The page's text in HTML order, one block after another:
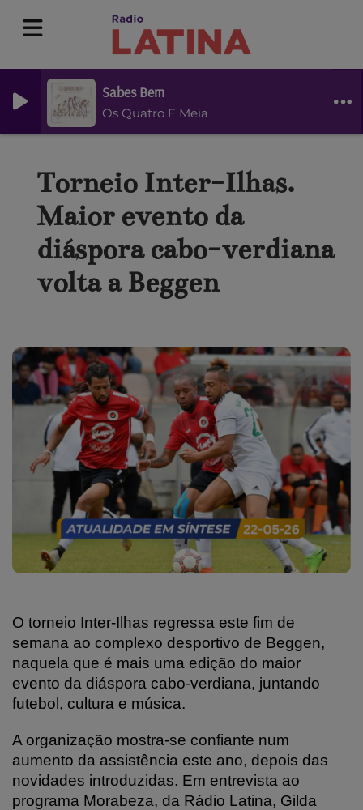
Sabes Bem
Os Quatro E Meia
Torneio Inter-Ilhas.
Maior evento da
diáspora cabo-verdiana
volta a Beggen
O torneio Inter-Ilhas regressa este fim de
semana ao complexo desportivo de Beggen,
naquela que é mais uma edição do maior
evento da diáspora cabo-verdiana, juntando
futebol, cultura e música.
A organização mostra-se confiante num
aumento da assistência este ano, depois das
novidades introduzidas. Em entrevista ao
programa Morabeza, da Rádio Latina, Gilda